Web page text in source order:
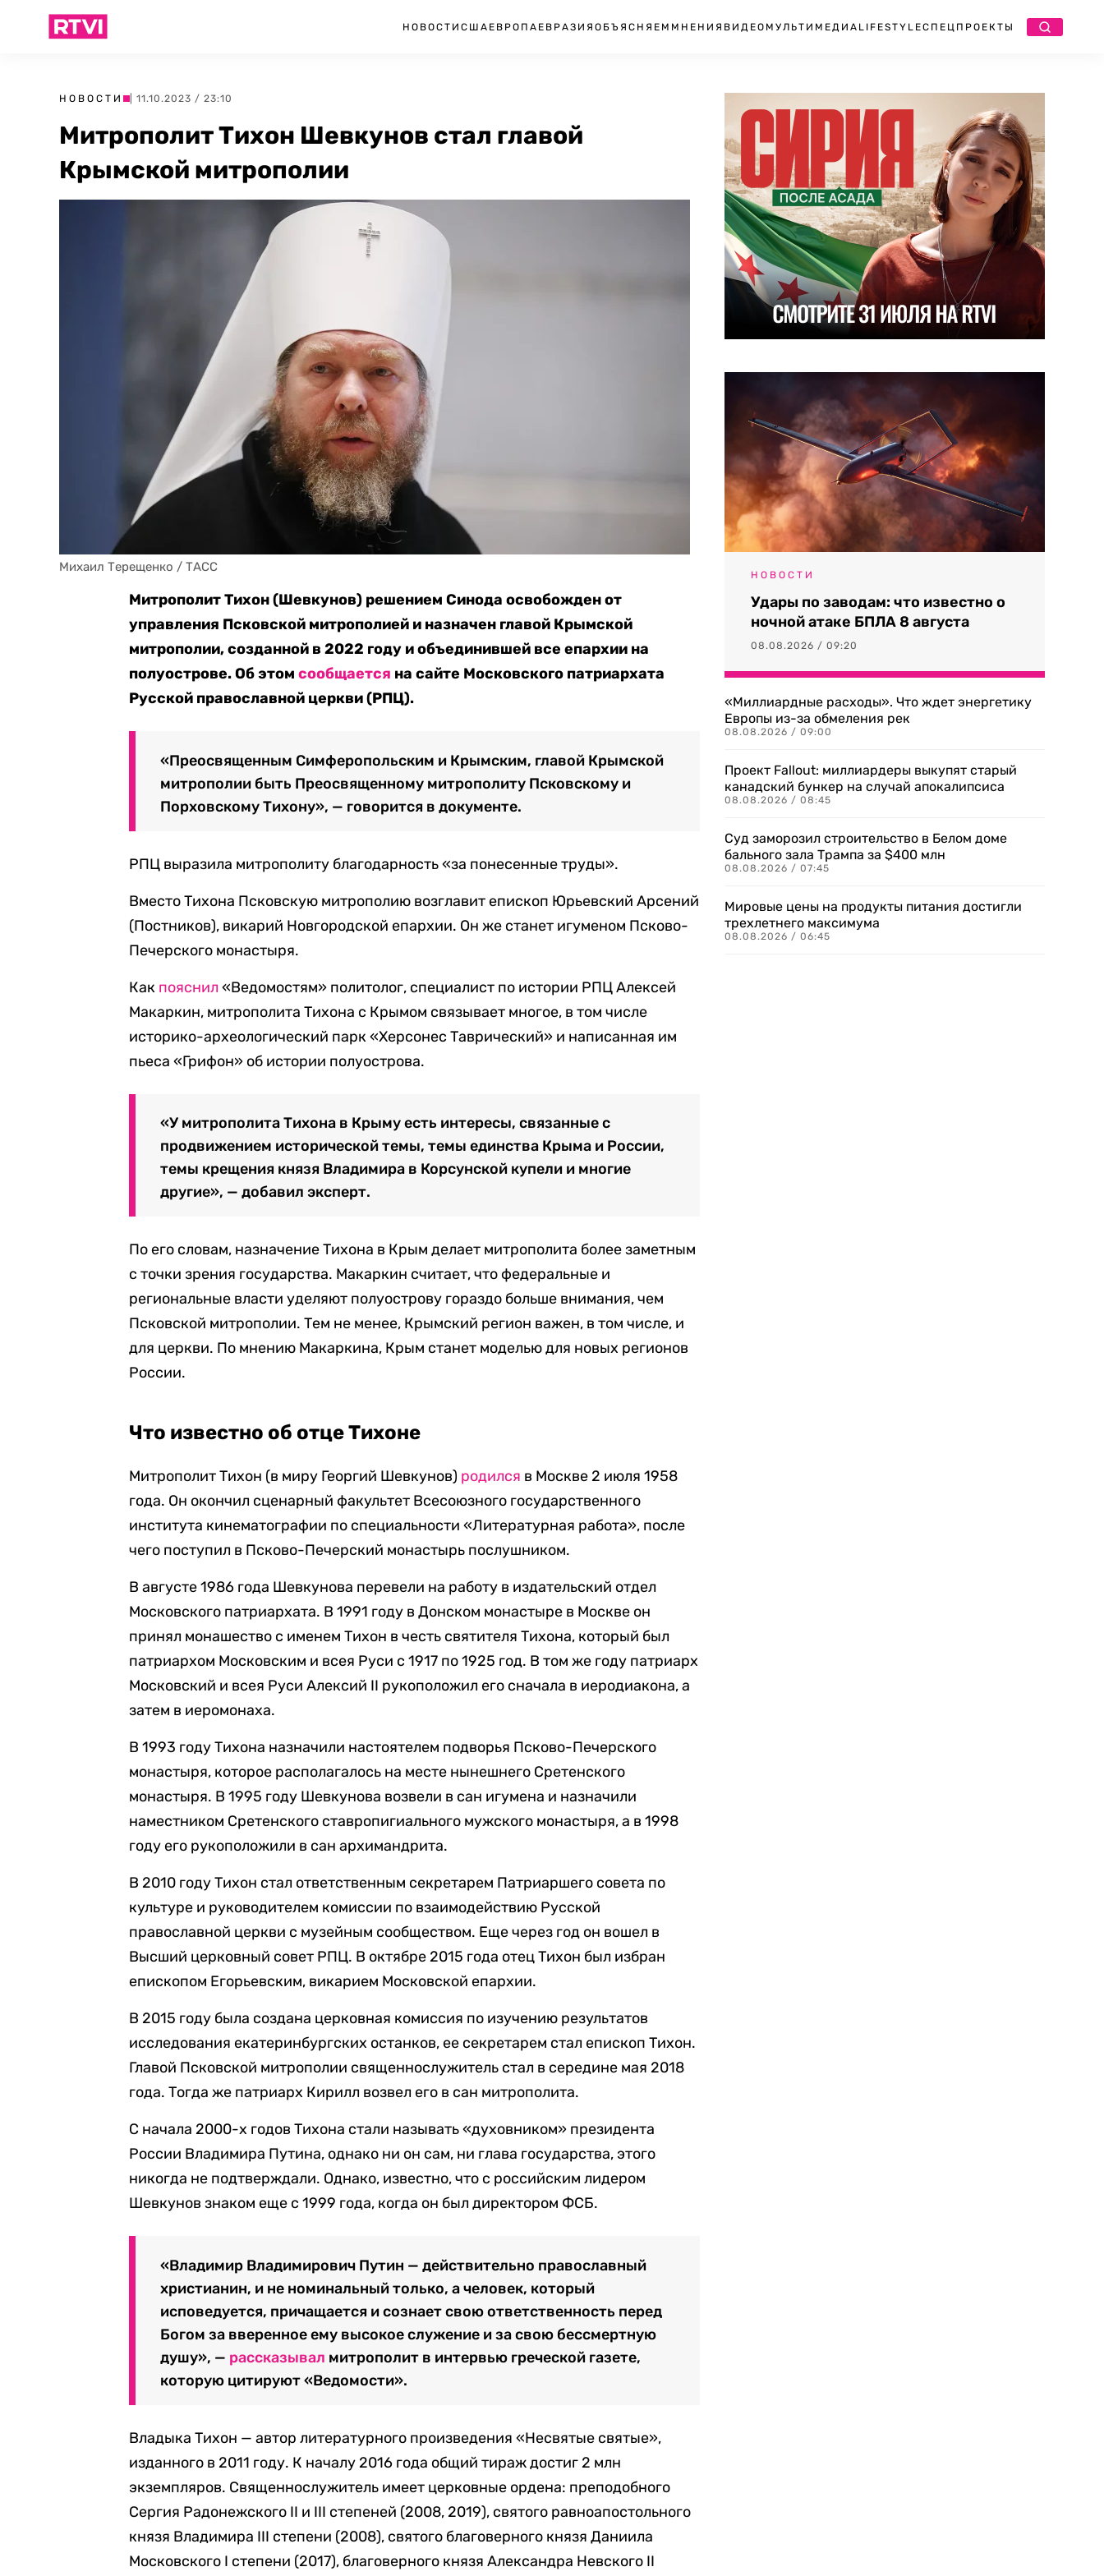
НОВОСТИ США ЕВРОПА ЕВРАЗИЯ ОБЪЯСНЯЕМ МНЕНИЯ ВИДЕО МУЛЬТИМЕДИА LIFESTYLEСПЕЦПРОЕКТЫ
НОВОСТИ | 11.10.2023 / 23:10
Митрополит Тихон Шевкунов стал главой
Крымской митрополии
Михаил Терещенко / ТАСС
Митрополит Тихон (Шевкунов) решением Синода освобожден от
управления Псковской митрополией и назначен главой Крымской
митрополии, созданной в 2022 году и объединившей все епархии на
полуострове. Об этомсообщается на сайте Московского патриархата
Русской православной церкви (РПЦ).
«Преосвященным Симферопольским и Крымским, главой Крымской
митрополии быть Преосвященному митрополиту Псковскому и
Порховскому Тихону», — говорится в документе.
РПЦ выразила митрополиту благодарность «за понесенные труды».
Вместо Тихона Псковскую митрополию возглавит епископ Юрьевский Арсений
(Постников), викарий Новгородской епархии. Он же станет игуменом Псково-
Печерского монастыря.
Как пояснил «Ведомостям» политолог, специалист по истории РПЦ Алексей
Макаркин, митрополита Тихона с Крымом связывает многое, в том числе
историко-археологический парк «Херсонес Таврический» и написанная им
пьеса «Грифон» об истории полуострова.
«У митрополита Тихона в Крыму есть интересы, связанные с
продвижением исторической темы, темы единства Крыма и России,
темы крещения князя Владимира в Корсунской купели и многие
другие», — добавил эксперт.
По его словам, назначение Тихона в Крым делает митрополита более заметным
с точки зрения государства. Макаркин считает, что федеральные и
региональные власти уделяют полуострову гораздо больше внимания, чем
Псковской митрополии. Тем не менее, Крымский регион важен, в том числе, и
для церкви. По мнению Макаркина, Крым станет моделью для новых регионов
России.
Что известно об отце Тихоне
Митрополит Тихон (в миру Георгий Шевкунов) родился в Москве 2 июля 1958
года. Он окончил сценарный факультет Всесоюзного государственного
института кинематографии по специальности «Литературная работа», после
чего поступил в Псково-Печерский монастырь послушником.
В августе 1986 года Шевкунова перевели на работу в издательский отдел
Московского патриархата. В 1991 году в Донском монастыре в Москве он
принял монашество с именем Тихон в честь святителя Тихона, который был
патриархом Московским и всея Руси с 1917 по 1925 год. В том же году патриарх
Московский и всея Руси Алексий II рукоположил его сначала в иеродиакона, а
затем в иеромонаха.
В 1993 году Тихона назначили настоятелем подворья Псково-Печерского
монастыря, которое располагалось на месте нынешнего Сретенского
монастыря. В 1995 году Шевкунова возвели в сан игумена и назначили
наместником Сретенского ставропигиального мужского монастыря, а в 1998
году его рукоположили в сан архимандрита.
В 2010 году Тихон стал ответственным секретарем Патриаршего совета по
культуре и руководителем комиссии по взаимодействию Русской
православной церкви с музейным сообществом. Еще через год он вошел в
Высший церковный совет РПЦ. В октябре 2015 года отец Тихон был избран
епископом Егорьевским, викарием Московской епархии.
В 2015 году была создана церковная комиссия по изучению результатов
исследования екатеринбургских останков, ее секретарем стал епископ Тихон.
Главой Псковской митрополии священнослужитель стал в середине мая 2018
года. Тогда же патриарх Кирилл возвел его в сан митрополита.
С начала 2000-х годов Тихона стали называть «духовником» президента
России Владимира Путина, однако ни он сам, ни глава государства, этого
никогда не подтверждали. Однако, известно, что с российским лидером
Шевкунов знаком еще с 1999 года, когда он был директором ФСБ.
«Владимир Владимирович Путин — действительно православный
христианин, и не номинальный только, а человек, который
исповедуется, причащается и сознает свою ответственность перед
Богом за вверенное ему высокое служение и за свою бессмертную
душу», — рассказывал митрополит в интервью греческой газете,
которую цитируют «Ведомости».
Владыка Тихон — автор литературного произведения «Несвятые святые»,
изданного в 2011 году. К началу 2016 года общий тираж достиг 2 млн
экземпляров. Священнослужитель имеет церковные ордена: преподобного
Сергия Радонежского II и III степеней (2008, 2019), святого равноапостольного
князя Владимира III степени (2008), святого благоверного князя Даниила
Московского I степени (2017), благоверного князя Александра Невского II
НОВОСТИ
Удары по заводам: что известно о
ночной атаке БПЛА 8 августа
08.08.2026 / 09:20
«Миллиардные расходы». Что ждет энергетику
Европы из-за обмеления рек
08.08.2026 / 09:00
Проект Fallout: миллиардеры выкупят старый
канадский бункер на случай апокалипсиса
08.08.2026 / 08:45
Суд заморозил строительство в Белом доме
бального зала Трампа за $400 млн
08.08.2026 / 07:45
Мировые цены на продукты питания достигли
трехлетнего максимума
08.08.2026 / 06:45